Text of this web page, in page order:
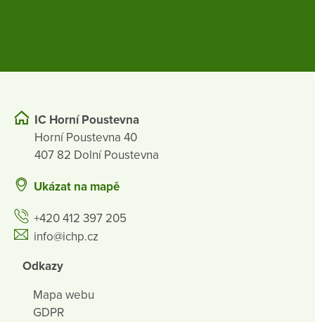
IC Horní Poustevna
Horní Poustevna 40
407 82 Dolní Poustevna
Ukázat na mapě
+420 412 397 205
info@ichp.cz
Odkazy
Mapa webu
GDPR